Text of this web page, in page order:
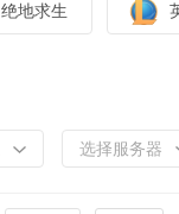
绝地求生
选择服务器